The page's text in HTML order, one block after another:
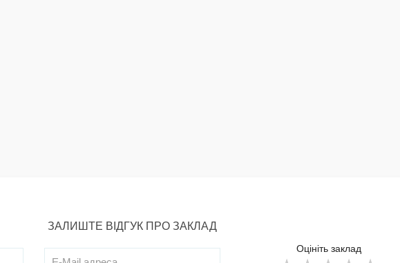
ЗАЛИШТЕ ВІДГУК ПРО ЗАКЛАД
Оцініть заклад